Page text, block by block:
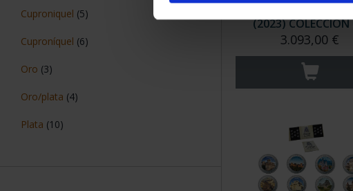
Cuproniquel (5)
Cuproníquel (6)
Oro (3)
Oro/plata (4)
Plata (10)
CENTENARIO DE
(2023) COLECCIÓN
3.093,00 €